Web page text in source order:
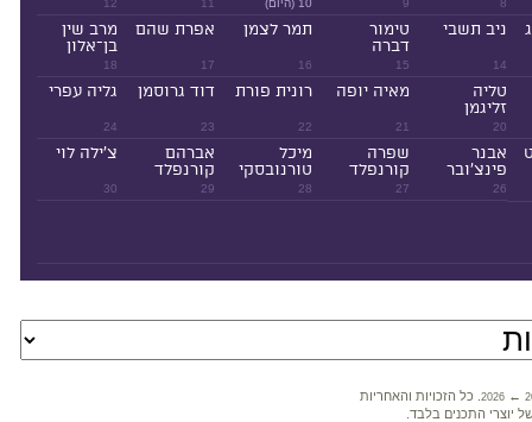
8
9 10 (היום) 11
12
14
ניב תשבי
15
טימור
דברה
16
תמר לצמן
17
אפרת שהם
18
מרב שין
בן־אלון
20
טליה
זליגמן
21
מאיה יופה
22
רונית פורת
23
דוד גרוסמן
24
גליה עפרי
26
אבנר
פינצ'ובר
27
שפרה
קורנפלד
28
מיכל
טורנובסקי
29
אברהם
קורנפלד
30
צ'ילה לוי
2026 ←
. כל הזכויות והאחריות
יוצרי התכנים בלבד.